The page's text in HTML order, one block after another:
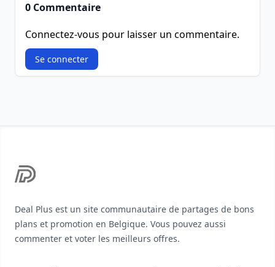
0 Commentaire
Connectez-vous pour laisser un commentaire.
Se connecter
Deal Plus est un site communautaire de partages de bons
plans et promotion en Belgique. Vous pouvez aussi
commenter et voter les meilleurs offres.